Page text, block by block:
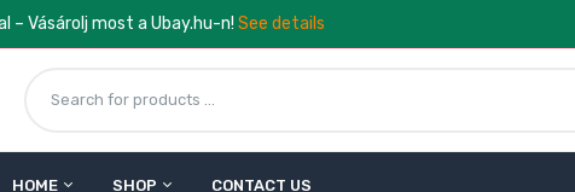
– Vásárolj most a Ubay.hu-n! See details
HOME SHOP CONTACT US